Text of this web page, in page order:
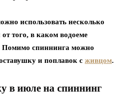
использовать несколько
от того, в каком водоеме
Помимо спиннинга можно
и поплавок с живцом.
в июле на спиннинг